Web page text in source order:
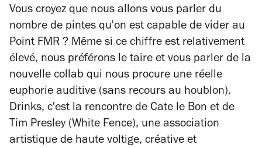
Vous croyez que nous allons vous parler du
nombre de pintes qu'on est capable de vider au
Point FMR ? Même si ce chiffre est relativement
élevé, nous préférons le taire et vous parler de la
nouvelle collab qui nous procure une réelle
euphorie auditive (sans recours au houblon).
Drinks, c'est la rencontre de Cate le Bon et de
Tim Presley (White Fence), une association
artistique de haute voltige, créative et